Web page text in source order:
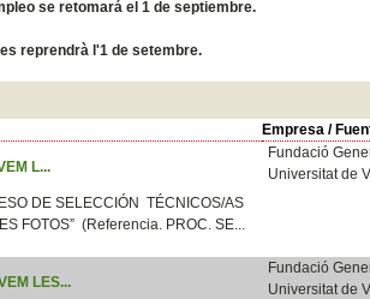
se retomará el 1 de septiembre.
reprendrà l'1 de setembre.
Empresa /
L...
DE SELECCIÓN TÉCNICOS/AS
FOTOS” (Referencia. PROC. SE...
Fundació
Universitat de
LES...
Fundació
Universitat de